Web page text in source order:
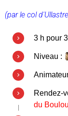
(par le col
3 h pour
Niveau :
Rendez-
du Boulou